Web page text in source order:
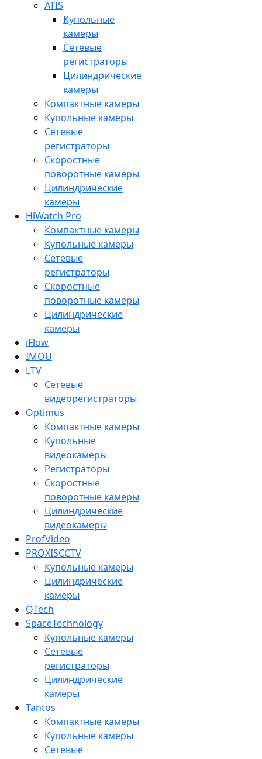
ATIS
Купольные
камеры
Сетевые
регистраторы
Цилиндрические
камеры
Компактные камеры
Купольные камеры
Сетевые
регистраторы
Скоростные
поворотные камеры
Цилиндрические
камеры
HiWatch Pro
Компактные камеры
Купольные камеры
Сетевые
регистраторы
Скоростные
поворотные камеры
Цилиндрические
камеры
iFlow
IMOU
LTV
Сетевые
видеорегистраторы
Optimus
Компактные камеры
Купольные
видеокамеры
Регистраторы
Скоростные
поворотные камеры
Цилиндрические
видеокамеры
ProfVideo
PROXISCCTV
Купольные камеры
Цилиндрические
камеры
QTech
SpaceTechnology
Купольные камеры
Сетевые
регистраторы
Цилиндрические
камеры
Tantos
Компактные камеры
Купольные камеры
Сетевые